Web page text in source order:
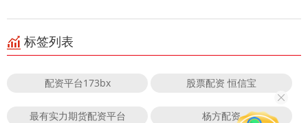
标签列表
配资平台173bx 股票配资 恒信宝
最有实力期货配资平台 杨方配资